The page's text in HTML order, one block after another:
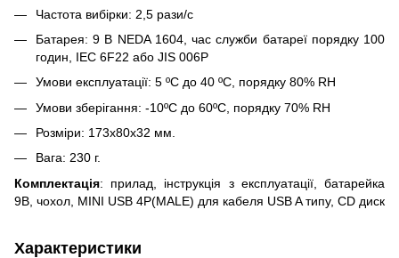
Частота вибірки: 2,5 рази/с
Батарея: 9 В NEDA 1604, час служби батареї порядку 100
годин, IEC 6F22 або JIS 006P
Умови експлуатації: 5 ºC до 40 ºC, порядку 80% RH
Умови зберігання: -10ºC до 60ºC, порядку 70% RH
Розміри: 173х80х32 мм.
Вага: 230 г.
Комплектація: прилад, інструкція з експлуатації, батарейка
9В, чохол, MINI USB 4P(MALE) для кабеля USB A типу, CD диск
Характеристики